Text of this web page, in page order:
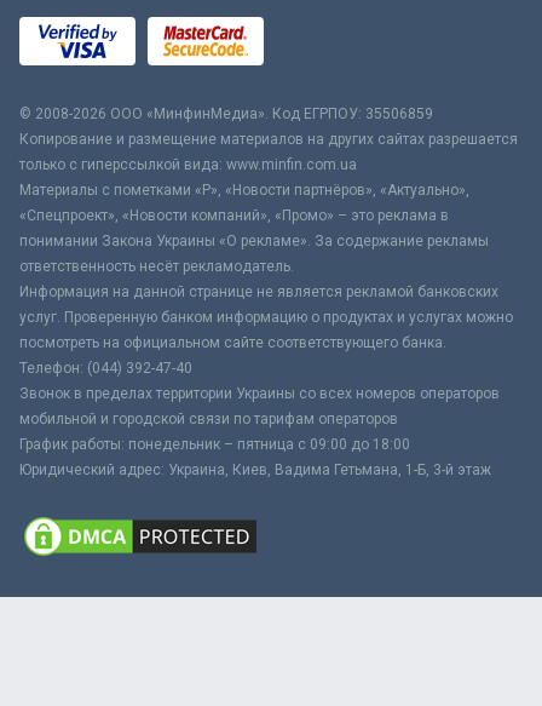
© 2008-2026 ООО «МинфинМедиа». Код ЕГРПОУ: 35506859
Копирование и размещение материалов на других сайтах разрешается
только с гиперссылкой вида: www.minfin.com.ua
Материалы с пометками «Р», «Новости партнёров», «Актуально»,
«Спецпроект», «Новости компаний», «Промо» – это реклама в
понимании Закона Украины «О рекламе». За содержание рекламы
ответственность несёт рекламодатель.
Информация на данной странице не является рекламой банковских
услуг. Проверенную банком информацию о продуктах и услугах можно
посмотреть на официальном сайте соответствующего банка.
Телефон: (044) 392-47-40
Звонок в пределах территории Украины со всех номеров операторов
мобильной и городской связи по тарифам операторов
График работы: понедельник – пятница с 09:00 до 18:00
Юридический адрес: Украина, Киев, Вадима Гетьмана, 1-Б, 3-й этаж